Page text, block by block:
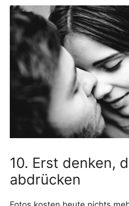
10. Erst denken,
abdrücken